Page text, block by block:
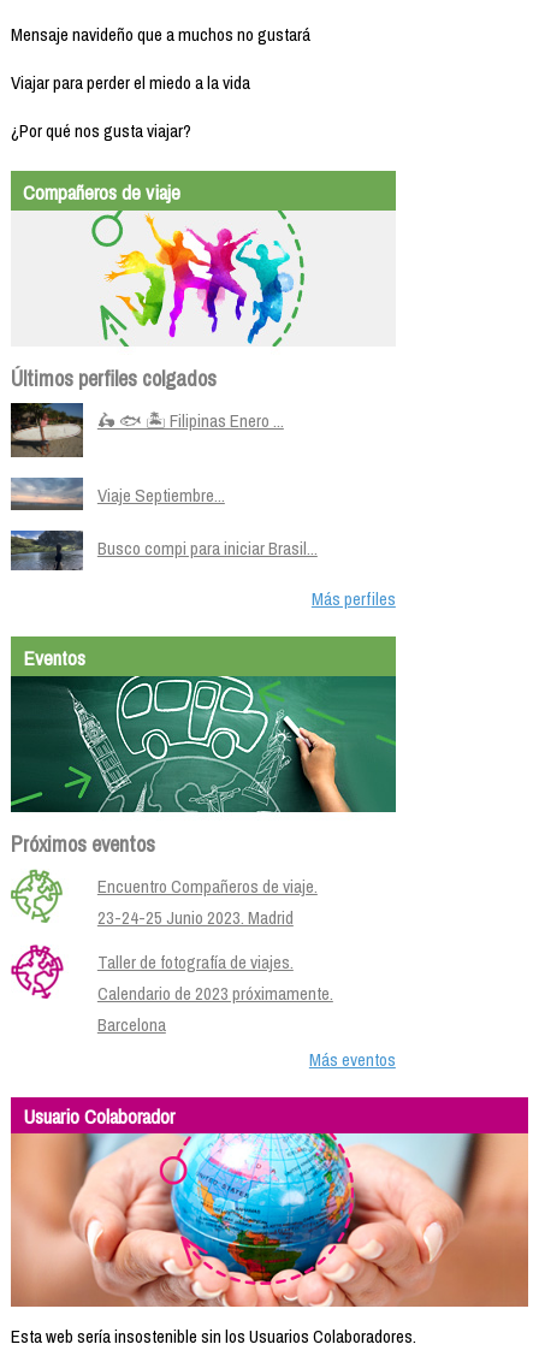
Mensaje navideño que a muchos no gustará
Viajar para perder el miedo a la vida
¿Por qué nos gusta viajar?
Compañeros de viaje
Últimos perfiles colgados
🛵 🐟 🏝️ Filipinas Enero ...
Viaje Septiembre...
Busco compi para iniciar Brasil...
Más perfiles
Eventos
Próximos eventos
Encuentro Compañeros de viaje.
23-24-25 Junio 2023. Madrid
Taller de fotografía de viajes.
Calendario de 2023 próximamente.
Barcelona
Más eventos
Usuario Colaborador
Esta web sería insostenible sin los Usuarios Colaboradores.